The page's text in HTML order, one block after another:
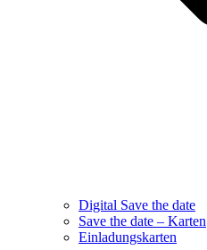
Digital Save the date
Save the date – Karten
Einladungskarten